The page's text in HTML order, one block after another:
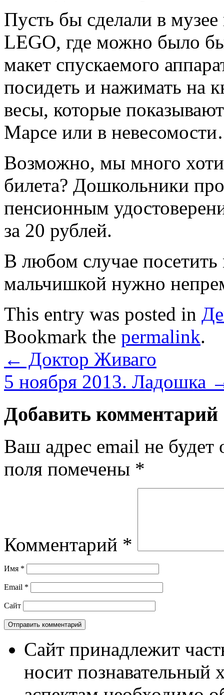
Пусть бы сделали в
LEGO, где можно было
макет спускаемого
посидеть и нажимать на
весы, которые
Марсе или в
Возможно, мы много
билета? Дошкольники
пенсионным
за 20 рублей.
В любом случае посетить
мальчишкой нужно
This entry was posted in
Bookmark the permalink.
← Доктор Живаго
5 ноября 2013. Ладошка
Добавить комментарий
Ваш адрес email не будет
поля помечены *
Комментарий *
Имя *
Email *
Сайт
Сайт принадлежит
носит познавательный